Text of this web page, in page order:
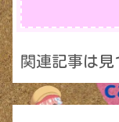
関連記事は見